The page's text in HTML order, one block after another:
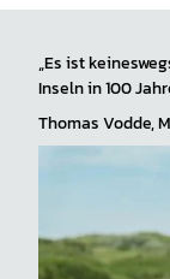
„Es ist
Inseln in 100
Thomas Vodde,